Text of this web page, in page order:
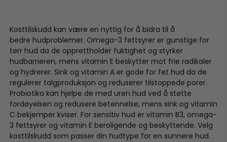
Kosttilskudd kan være en nyttig for å bidra til å
bedre hudproblemer. Omega-3 fettsyrer er gunstige for
tørr hud da de opprettholder fuktighet og styrker
hudbarrieren, mens vitamin E beskytter mot frie radikaler
og hydrerer. Sink og vitamin A er gode for fet hud da de
regulerer talgproduksjon og reduserer tilstoppede porer.
Probiotika kan hjelpe de med uren hud ved å støtte
fordøyelsen og redusere betennelse, mens sink og vitamin
C bekjemper kviser. For sensitiv hud er vitamin B3, omega-
3 fettsyrer og vitamin E beroligende og beskyttende. Velg
kosttilskudd som passer din hudtype for en sunnere hud.